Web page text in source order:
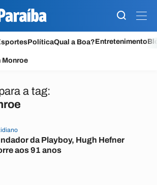
PolíticaQual a Boa?Entretenimento
Monroe
a tag:
da Playboy, Hugh Hefner
aos 91 anos